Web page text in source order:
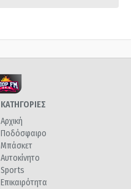
ΚΑΤΗΓΟΡΙΕΣ
Αρχική
Ποδόσφαιρο
Μπάσκετ
Αυτοκίνητο
Sports
Επικαιρότητα